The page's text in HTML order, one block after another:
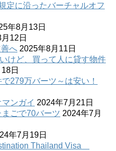
定に沿ったバーチャルオフ
年8月13日
12日
へ 2025年8月11日
けど、買って人に貸す物件
日
279万バーツ～は安い！
ンガイ 2024年7月21日
ごで70バーツ 2024年7月
年7月19日
Thailand Visa